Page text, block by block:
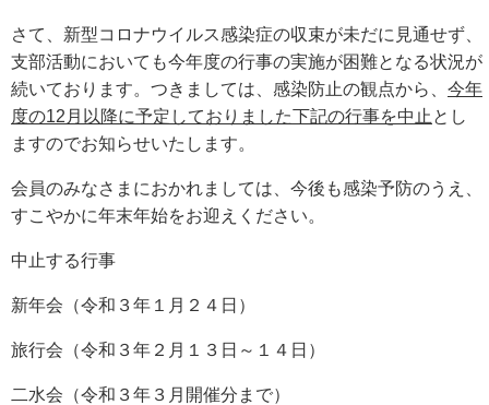
さて、新型コロナウイルス感染症の収束が未だに見通せず、
支部活動においても今年度の行事の実施が困難となる状況が
続いております。つきましては、感染防止の観点から、 今年
度の12月以降に予定しておりました下記の行事を中止 とし
ますのでお知らせいたします。
会員のみなさまにおかれましては、今後も感染予防のうえ、
すこやかに年末年始をお迎えください。
中止する行事
新年会（令和３年１月２４日）
旅行会（令和３年２月１３日～１４日）
二水会（令和３年３月開催分まで）